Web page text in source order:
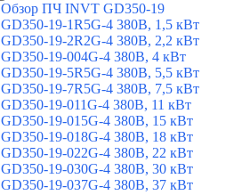
Обзор ПЧ INVT GD350-19
GD350-19-1R5G-4 380В, 1,5 кВт
GD350-19-2R2G-4 380В, 2,2 кВт
GD350-19-004G-4 380В, 4 кВт
GD350-19-5R5G-4 380В, 5,5 кВт
GD350-19-7R5G-4 380В, 7,5 кВт
GD350-19-011G-4 380В, 11 кВт
GD350-19-015G-4 380В, 15 кВт
GD350-19-018G-4 380В, 18 кВт
GD350-19-022G-4 380В, 22 кВт
GD350-19-030G-4 380В, 30 кВт
GD350-19-037G-4 380В, 37 кВт